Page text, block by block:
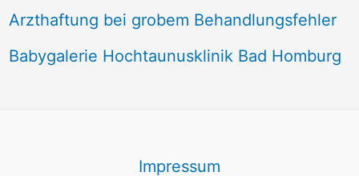
Arzthaftung bei grobem Behandlungsfehler
Babygalerie Hochtaunusklinik Bad Homburg
Impressum